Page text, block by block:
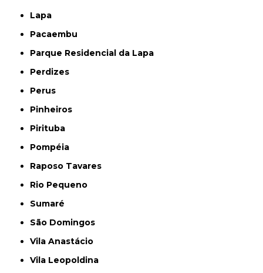
Lapa
Pacaembu
Parque Residencial da Lapa
Perdizes
Perus
Pinheiros
Pirituba
Pompéia
Raposo Tavares
Rio Pequeno
Sumaré
São Domingos
Vila Anastácio
Vila Leopoldina